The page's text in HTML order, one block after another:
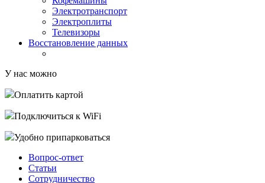
Электротранспорт
Электроплиты
Телевизоры
Восстановление данных
У нас можно
Оплатить картой
Подключиться к WiFi
Удобно припарковаться
Вопрос-ответ
Статьи
Сотрудничество